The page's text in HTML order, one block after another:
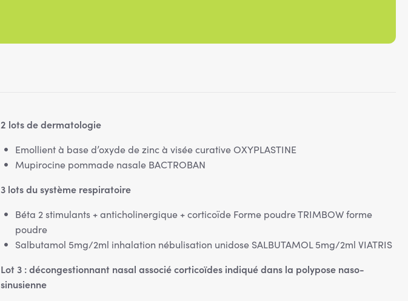
2 lots de dermatologie
Emollient à base d’oxyde de zinc à visée curative OXYPLASTINE
Mupirocine pommade nasale BACTROBAN
3 lots du système respiratoire
Béta 2 stimulants + anticholinergique + corticoïde Forme poudre TRIMBOW forme
poudre
Salbutamol 5mg/2ml inhalation nébulisation unidose SALBUTAMOL 5mg/2ml VIATRIS
Lot 3 : décongestionnant nasal associé corticoïdes indiqué dans la polypose naso-
sinusienne